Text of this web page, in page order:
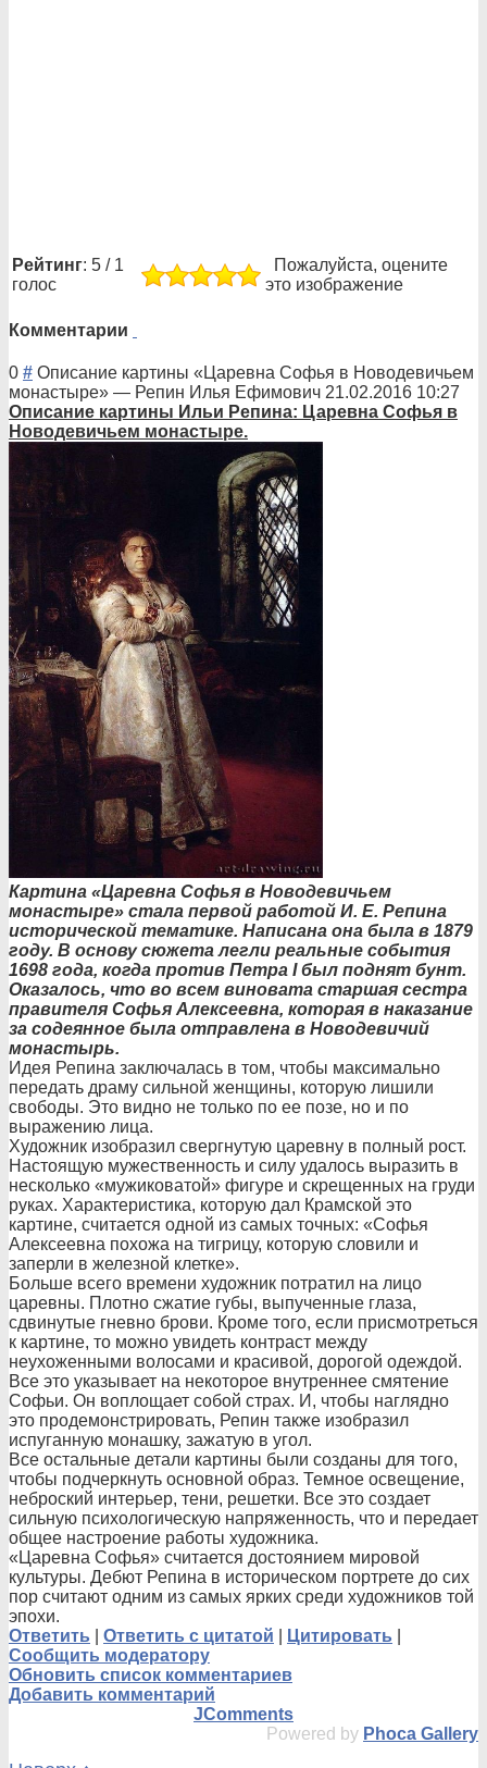
Рейтинг: 5 / 1
голос
Пожалуйста, оцените
это изображение
Комментарии
0 # Описание картины «Царевна Софья в Новодевичьем
монастыре» — Репин Илья Ефимович 21.02.2016 10:27
Описание картины Ильи Репина: Царевна Софья в
Новодевичьем монастыре.
Картина «Царевна Софья в Новодевичьем
монастыре» стала первой работой И. Е. Репина
исторической тематике. Написана она была в 1879
году. В основу сюжета легли реальные события
1698 года, когда против Петра І был поднят бунт.
Оказалось, что во всем виновата старшая сестра
правителя Софья Алексеевна, которая в наказание
за содеянное была отправлена в Новодевичий
монастырь.
Идея Репина заключалась в том, чтобы максимально
передать драму сильной женщины, которую лишили
свободы. Это видно не только по ее позе, но и по
выражению лица.
Художник изобразил свергнутую царевну в полный рост.
Настоящую мужественность и силу удалось выразить в
несколько «мужиковатой» фигуре и скрещенных на груди
руках. Характеристика, которую дал Крамской это
картине, считается одной из самых точных: «Софья
Алексеевна похожа на тигрицу, которую словили и
заперли в железной клетке».
Больше всего времени художник потратил на лицо
царевны. Плотно сжатие губы, выпученные глаза,
сдвинутые гневно брови. Кроме того, если присмотреться
к картине, то можно увидеть контраст между
неухоженными волосами и красивой, дорогой одеждой.
Все это указывает на некоторое внутреннее смятение
Софьи. Он воплощает собой страх. И, чтобы наглядно
это продемонстрировать, Репин также изобразил
испуганную монашку, зажатую в угол.
Все остальные детали картины были созданы для того,
чтобы подчеркнуть основной образ. Темное освещение,
неброский интерьер, тени, решетки. Все это создает
сильную психологическую напряженность, что и передает
общее настроение работы художника.
«Царевна Софья» считается достоянием мировой
культуры. Дебют Репина в историческом портрете до сих
пор считают одним из самых ярких среди художников той
эпохи.
Ответить
Ответить с цитатой Цитировать
Сообщить модератору
Обновить список комментариев
Добавить комментарий
JComments
Powered by Phoca Gallery